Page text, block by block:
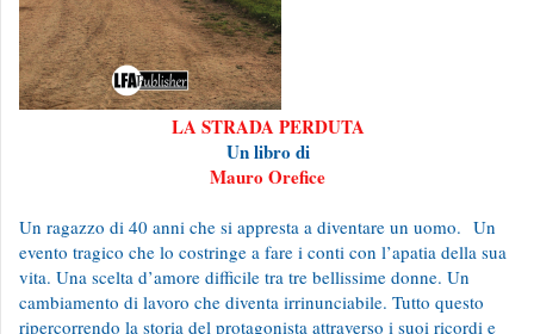
LA STRADA PERDUTA
Un libro di
Mauro Orefice
Un ragazzo di 40 anni che si appresta a diventare un uomo. Un
evento tragico che lo costringe a fare i conti con l’apatia della sua
vita. Una scelta d’amore difficile tra tre bellissime donne. Un
cambiamento di lavoro che diventa irrinunciabile. Tutto questo
ripercorrendo la storia del protagonista attraverso i suoi ricordi e